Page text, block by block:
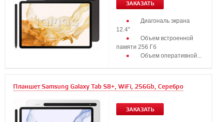
ЗАКАЗАТЬ
Диагональ экрана
12.4"
Объем встроенной
памяти 256 Гб
Объем оперативной...
Планшет Samsung Galaxy Tab S8+, WiFi, 256Gb, Серебро
ЗАКАЗАТЬ